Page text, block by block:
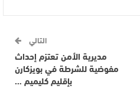
التالي
مديرية الأمن تعتزم إحداث
مفوضية للشرطة في بويزكارن
بإقليم كليميم …